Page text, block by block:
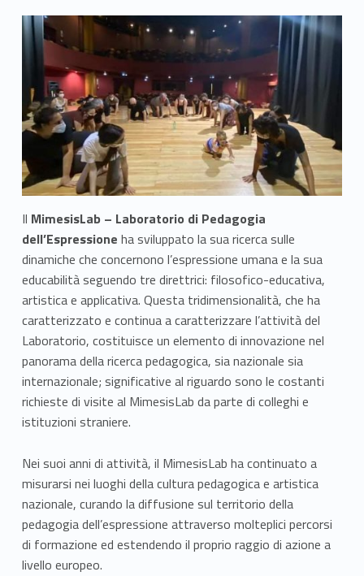
L
a
b
o
r
a
t
o
r
i
o
d
i
p
e
d
a
Il MimesisLab – Laboratorio di Pedagogia
dell’Espressione ha sviluppato la sua ricerca sulle
dinamiche che concernono l’espressione umana e la sua
educabilità seguendo tre direttrici: filosofico-educativa,
artistica e applicativa. Questa tridimensionalità, che ha
caratterizzato e continua a caratterizzare l’attività del
Laboratorio, costituisce un elemento di innovazione nel
panorama della ricerca pedagogica, sia nazionale sia
internazionale; significative al riguardo sono le costanti
richieste di visite al MimesisLab da parte di colleghi e
istituzioni straniere.
Nei suoi anni di attività, il MimesisLab ha continuato a
misurarsi nei luoghi della cultura pedagogica e artistica
nazionale, curando la diffusione sul territorio della
pedagogia dell’espressione attraverso molteplici percorsi
di formazione ed estendendo il proprio raggio di azione a
livello europeo.